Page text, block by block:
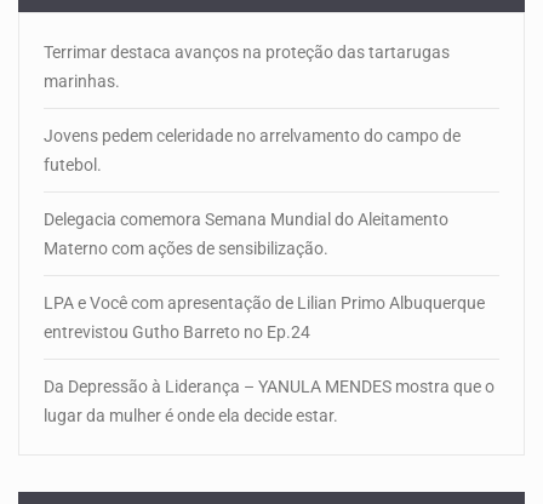
Terrimar destaca avanços na proteção das tartarugas
marinhas.
Jovens pedem celeridade no arrelvamento do campo de
futebol.
Delegacia comemora Semana Mundial do Aleitamento
Materno com ações de sensibilização.
LPA e Você com apresentação de Lilian Primo Albuquerque
entrevistou Gutho Barreto no Ep.24
Da Depressão à Liderança – YANULA MENDES mostra que o
lugar da mulher é onde ela decide estar.